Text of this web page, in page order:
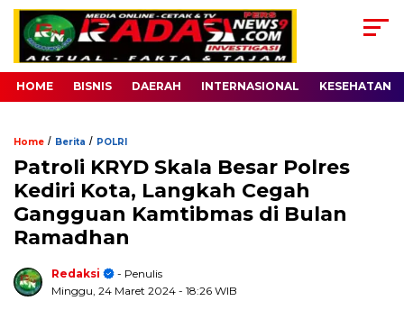
HOME BISNIS DAERAH INTERNASIONAL KESEHATAN
Home / Berita / POLRI
Patroli KRYD Skala Besar Polres
Kediri Kota, Langkah Cegah
Gangguan Kamtibmas di Bulan
Ramadhan
Redaksi
- Penulis
Minggu, 24 Maret 2024 - 18:26 WIB